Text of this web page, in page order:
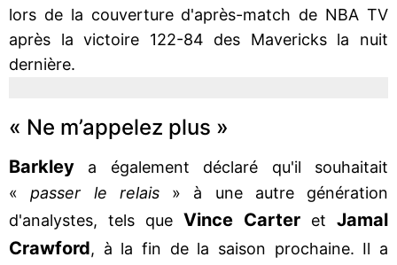
lors de la couverture d'après-match de NBA TV
après la victoire 122-84 des Mavericks la nuit
dernière.
« Ne m’appelez plus »
Barkley a également déclaré qu'il souhaitait
«passer le relais» à une autre génération
d'analystes, tels que Vince Carter et
Jamal
Crawford, à la fin de la saison prochaine. Il a